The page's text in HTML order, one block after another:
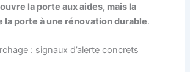
la porte aux aides, mais la
la porte à une rénovation durable.
: signaux d’alerte concrets